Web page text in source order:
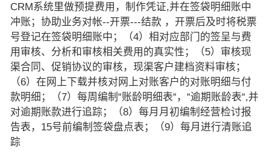
CRM系统里做预提费用，制作凭证,并在签袋明细账中
冲账；协助业务对帐--开票---结款 ，开票后及时将税票
号登记在签袋明细账中；（4）相对应部门的签呈与费
用审核、分析和审核相关费用的真实性；（5）审核现
渠合同、促销协议的审核，现渠客户建档资料审核；
（6）在网上下载并核对网上对账客户的对账明细与付
款明细；（7）每周编制“账龄明细表“，“逾期账龄表“,并
对逾期账款进行追踪；（8）每月月初编制经营检讨报
告表，15号前编制签袋盘点表；（9）每月进行清账追
踪